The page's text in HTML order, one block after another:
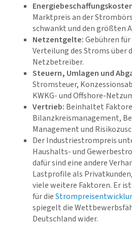
Marktpreis an der
schwankt und den größten
Netzentgelte:Gebühren
Verteilung des Stroms über
Netzbetreiber.
Steuern, Umlagen und
Stromsteuer,
KWKG- und Offshore-
Vertrieb: Beinhaltet
Bilanzkreismanagement,
Management und
Der Industriestrompreis
Haushalts- und
dafür sind eine andere
Lastprofile als
viele weitere Faktoren. Er
für die
spiegelt die
Deutschland wider.